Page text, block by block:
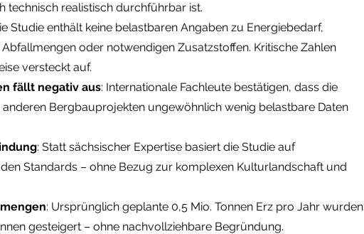
technisch realistisch durchführbar ist.
Studie enthält keine belastbaren Angaben zu Energiebedarf,
oder notwendigen Zusatzstoffen. Kritische Zahlen
versteckt auf.
fällt negativ aus: Internationale Fachleute bestätigen, dass die
Bergbauprojekten ungewöhnlich wenig belastbare Daten
: Statt sächsischer Expertise basiert die Studie auf
Standards – ohne Bezug zur komplexen Kulturlandschaft und
: Ursprünglich geplante 0,5 Mio. Tonnen Erz pro Jahr wurden
gesteigert – ohne nachvollziehbare Begründung.